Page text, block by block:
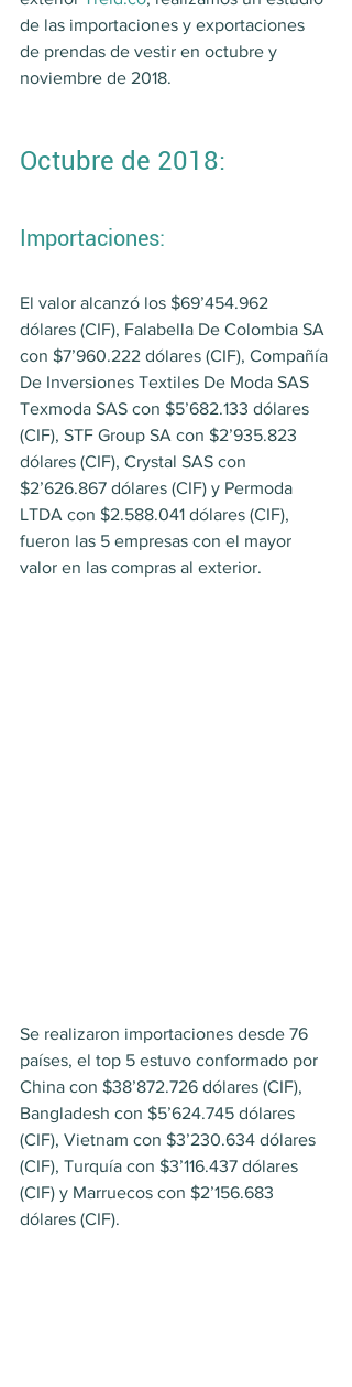
de las importaciones y exportaciones
de prendas de vestir en octubre y
noviembre de 2018.
Octubre de 2018:
Importaciones:
El valor alcanzó los $69’454.962
dólares (CIF), Falabella De Colombia SA
con $7’960.222 dólares (CIF), Compañía
De Inversiones Textiles De Moda SAS
Texmoda SAS con $5’682.133 dólares
(CIF), STF Group SA con $2’935.823
dólares (CIF), Crystal SAS con
$2’626.867 dólares (CIF) y Permoda
LTDA con $2.588.041 dólares (CIF),
fueron las 5 empresas con el mayor
valor en las compras al exterior.
Se realizaron importaciones desde 76
países, el top 5 estuvo conformado por
China con $38’872.726 dólares (CIF),
Bangladesh con $5’624.745 dólares
(CIF), Vietnam con $3’230.634 dólares
(CIF), Turquía con $3’116.437 dólares
(CIF) y Marruecos con $2’156.683
dólares (CIF).